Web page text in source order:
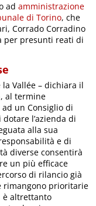
adamministrazione
di Torino, che
Corrado Corradino
per presunti reati di
Vallée – dichiara il
al termine
ad un Consiglio di
l’azienda di
alla sua
e di
diverse consentirà
un più efficace
di rilancio già
rimangono prioritarie
è altrettanto